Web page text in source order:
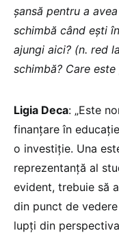
șansă pentru a
schimbă când ești
ajungi aici? (n. red
schimbă? Care
Ligia Deca: „Este
finanțare în
o investiție. Una
reprezentanță al
evident, trebuie să
din punct de
lupți din